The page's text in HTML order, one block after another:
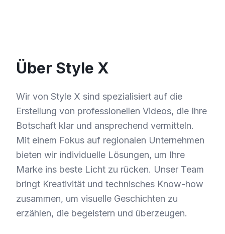
Über Style X
Wir von Style X sind spezialisiert auf die
Erstellung von professionellen Videos, die Ihre
Botschaft klar und ansprechend vermitteln.
Mit einem Fokus auf regionalen Unternehmen
bieten wir individuelle Lösungen, um Ihre
Marke ins beste Licht zu rücken. Unser Team
bringt Kreativität und technisches Know-how
zusammen, um visuelle Geschichten zu
erzählen, die begeistern und überzeugen.